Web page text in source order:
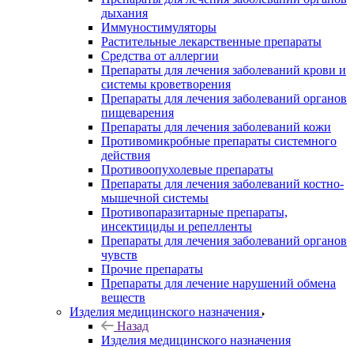
дыхания
Иммуностимуляторы
Растительные лекарственные препараты
Средства от аллергии
Препараты для лечения заболеваний крови и
системы кроветворения
Препараты для лечения заболеваний органов
пищеварения
Препараты для лечения заболеваний кожи
Противомикробные препараты системного
действия
Противоопухолевые препараты
Препараты для лечения заболеваний костно-
мышечной системы
Противопаразитарные препараты,
инсектициды и репелленты
Препараты для лечения заболеваний органов
чувств
Прочие препараты
Препараты для лечение нарушений обмена
веществ
Изделия медицинского назначения
Назад
Изделия медицинского назначения